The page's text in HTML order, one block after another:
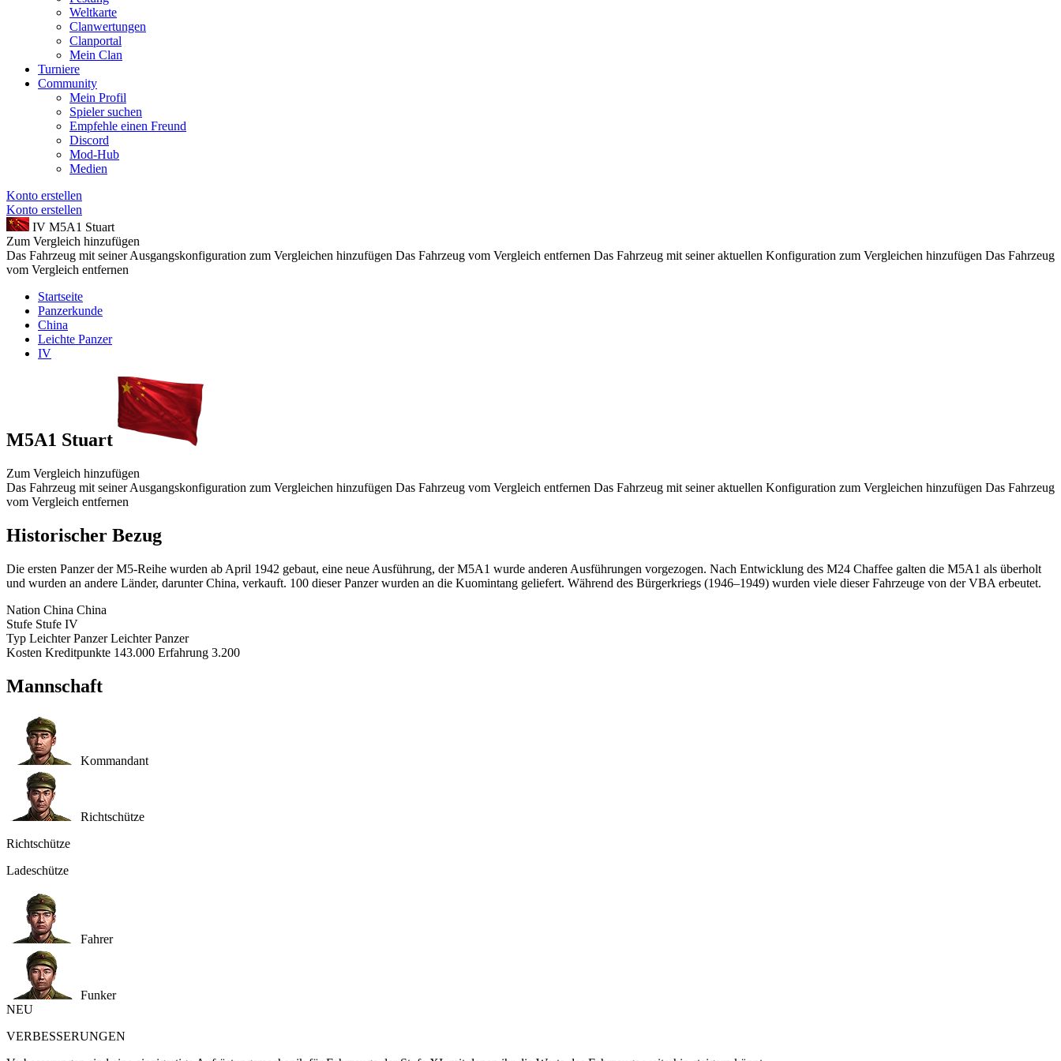
Weltkarte
Clanwertungen
Clanportal
Mein Clan
Turniere
Community
Mein Profil
Spieler suchen
Empfehle einen Freund
Discord
Mod-Hub
Medien
Konto erstellen
Konto erstellen
IV M5A1 Stuart
Zum Vergleich hinzufügen
Das Fahrzeug mit seiner Ausgangskonfiguration zum Vergleichen hinzufügen Das Fahrzeug vom Vergleich entfernen Das Fahrzeug mit seiner aktuellen Konfiguration zum Vergleichen hinzufügen Das Fahrzeug
vom Vergleich entfernen
Startseite
Panzerkunde
China
Leichte Panzer
IV
M5A1 Stuart
Zum Vergleich hinzufügen
Das Fahrzeug mit seiner Ausgangskonfiguration zum Vergleichen hinzufügen Das Fahrzeug vom Vergleich entfernen Das Fahrzeug mit seiner aktuellen Konfiguration zum Vergleichen hinzufügen Das Fahrzeug
vom Vergleich entfernen
Historischer Bezug
Die ersten Panzer der M5-Reihe wurden ab April 1942 gebaut, eine neue Ausführung, der M5A1 wurde anderen Ausführungen vorgezogen. Nach Entwicklung des M24 Chaffee galten die M5A1 als überholt
und wurden an andere Länder, darunter China, verkauft. 100 dieser Panzer wurden an die Kuomintang geliefert. Während des Bürgerkriegs (1946–1949) wurden viele dieser Fahrzeuge von der VBA erbeutet.
Nation China China
Stufe Stufe IV
Typ Leichter Panzer Leichter Panzer
Kosten Kreditpunkte 143.000 Erfahrung 3.200
Mannschaft
Kommandant
Richtschütze
Richtschütze
Ladeschütze
Fahrer
Funker
NEU
VERBESSERUNGEN